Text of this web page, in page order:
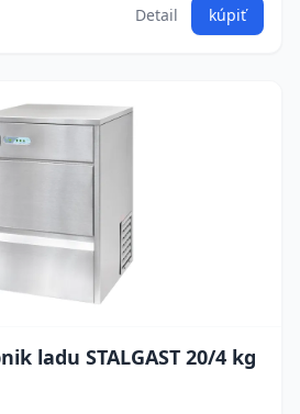
Detail kúpiť
ladu STALGAST 20/4 kg